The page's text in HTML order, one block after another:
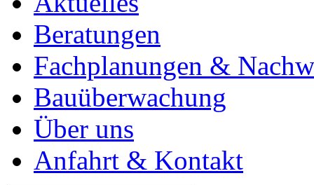
Beratungen
Fachplanungen &
Bauüberwachung
Über uns
Anfahrt & Kontakt